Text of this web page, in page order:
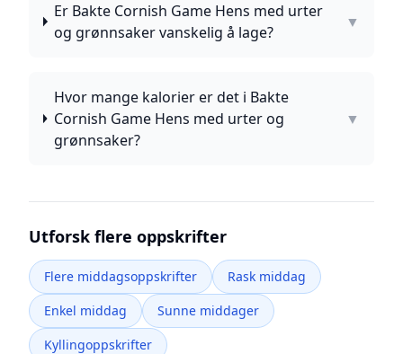
Er Bakte Cornish Game Hens med urter
og grønnsaker vanskelig å lage?
▼
Hvor mange kalorier er det i Bakte
Cornish Game Hens med urter og
grønnsaker?
▼
Utforsk flere oppskrifter
Flere middagsoppskrifter
Rask middag
Enkel middag
Sunne middager
Kyllingoppskrifter